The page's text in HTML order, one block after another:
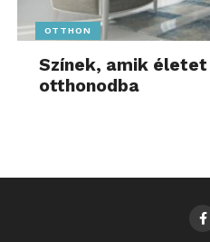
OTTHON
Színek, amik
otthonodba